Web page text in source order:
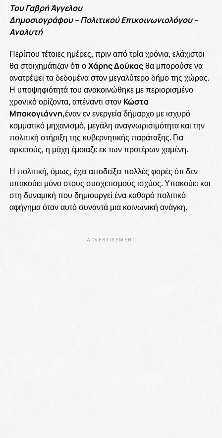
Του Γαβρή Άγγελου
Δημοσιογράφου – Πολιτικού Επικοινωνιολόγου –
Αναλυτή
Περίπου τέτοιες ημέρες, πριν από τρία χρόνια, ελάχιστοι
θα στοιχημάτιζαν ότι οΧάρης Δούκαςθα μπορούσε να
ανατρέψει τα δεδομένα στον μεγαλύτερο δήμο της χώρας.
Η υποψηφιότητά του ανακοινώθηκε με περιορισμένο
χρονικό ορίζοντα, απέναντι στον Κώστα
Μπακογιάννη,έναν εν ενεργεία δήμαρχο με ισχυρό
κομματικό μηχανισμό, μεγάλη αναγνωρισιμότητα και την
πολιτική στήριξη της κυβερνητικής παράταξης. Για
αρκετούς, η μάχη έμοιαζε εκ των προτέρων χαμένη.
Η πολιτική, όμως, έχει αποδείξει πολλές φορές ότι δεν
υπακούει μόνο στους συσχετισμούς ισχύος. Υπακούει και
στη δυναμική που δημιουργεί ένα καθαρό πολιτικό
αφήγημα όταν αυτό συναντά μια κοινωνική ανάγκη.
ADVERTISEMENT